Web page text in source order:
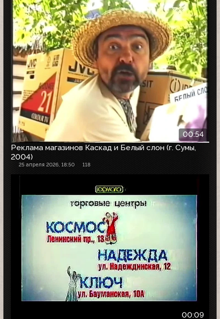
00:54
Реклама магазинов Каскад и Белый слон (г. Сумы,
2004)
25 апреля 2026, 18:50 118
00:09